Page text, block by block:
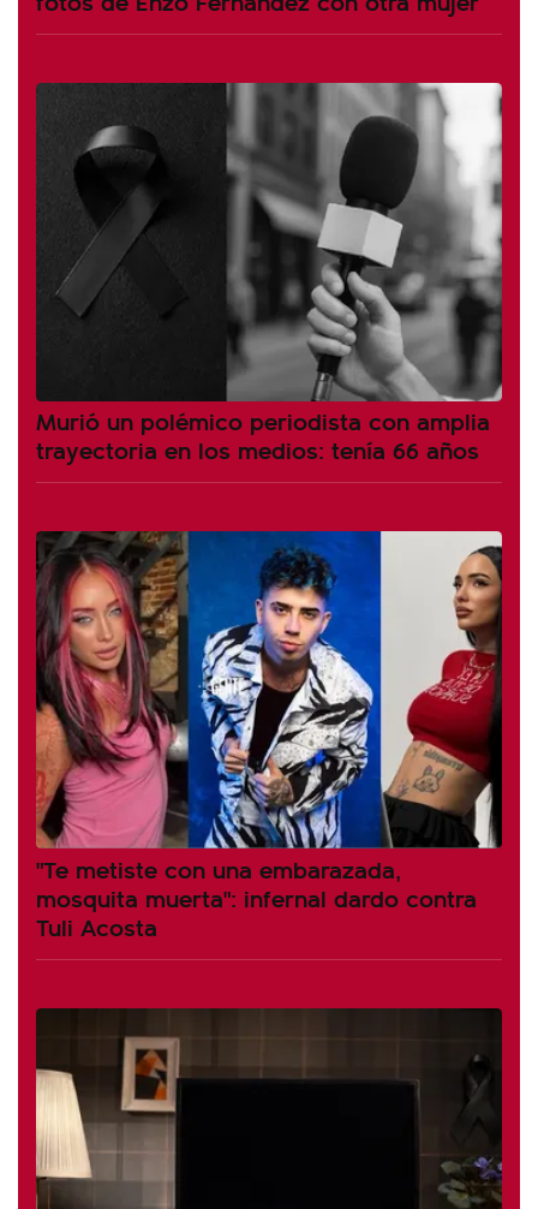
Murió un polémico periodista con amplia
trayectoria en los medios: tenía 66 años
"Te metiste con una embarazada,
mosquita muerta": infernal dardo contra
Tuli Acosta